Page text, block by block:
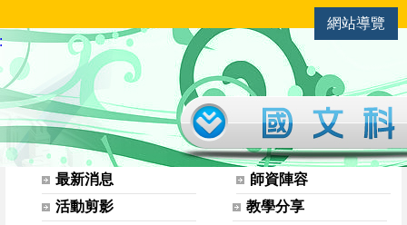
網站導覽
國文科
網站選單最新消息
師資陣容
活動剪影
教學分享